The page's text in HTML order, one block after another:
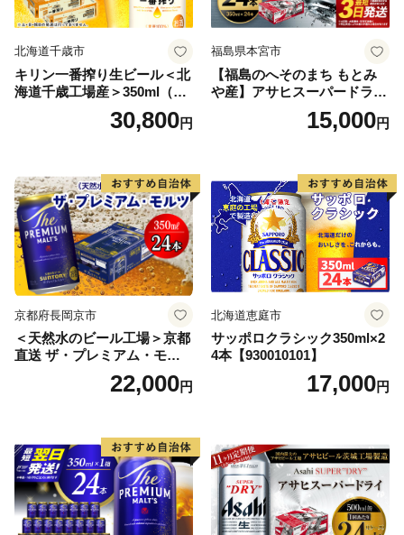
北海道千歳市
キリン一番搾り生ビール＜北
海道千歳工場産＞350ml（24
30,800円
福島県本宮市
【福島のへそのまち もとみ
や産】アサヒスーパードライ
350ml×24本 合計8.4L 1ケー
ス アルコール度数5% 缶ビー
口 送料無料 カメイ 本宮市
【07214-0206】
15,000円
京都府長岡京市
＜天然水のビール工場＞京都
直送 ザ・プレミアム・モル
ツ 350ml×24本 プレモル [149
22,000円
北海道恵庭市
サッポロクラシック350ml×2
4本【930010101】
17,000円